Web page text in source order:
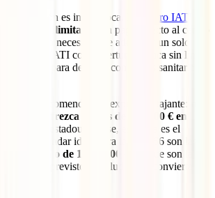
conclusión es inequívoca. El
seguro IATI
médica ilimitada
con pago directo al centro
la necesidad de adelantar un solo
de IATI con cobertura médica sin límite
para destinos con costes sanitarios
UU.
la recomendación experta es tajante:
que ofrezca menos de 500.000 € en
el contexto estadounidense, esa cifra es el
el estándar ideal para la Ruta 66 son las
ilimitada o de 1.000.000 €
, ya que son las
que un imprevisto de salud no se convierta en
por vida.